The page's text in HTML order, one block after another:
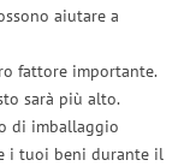
aiutare a
fattore importante.
sarà più alto.
di imballaggio
i tuoi beni durante il